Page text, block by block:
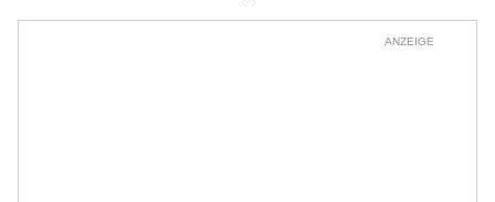
ANZEIGE